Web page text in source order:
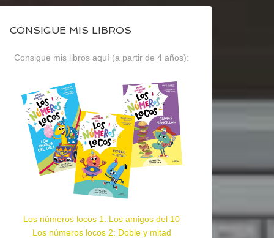
CONSIGUE MIS LIBROS
Consigue mis libros aquí (a partir de 4 años):
Los números locos 1: Los amigos del 10
Los números locos 2: Doble y mitad